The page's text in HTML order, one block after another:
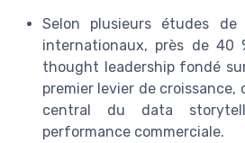
Selon plusieurs études
internationaux, près de 40
thought leadership fondé
premier levier de croissance,
central du data
performance commerciale.